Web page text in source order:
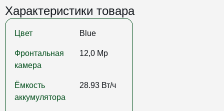
Характеристики товара
Цвет Blue
Фронтальная
камера
12,0 Mp
Ёмкость
аккумулятора
28.93 Вт/ч